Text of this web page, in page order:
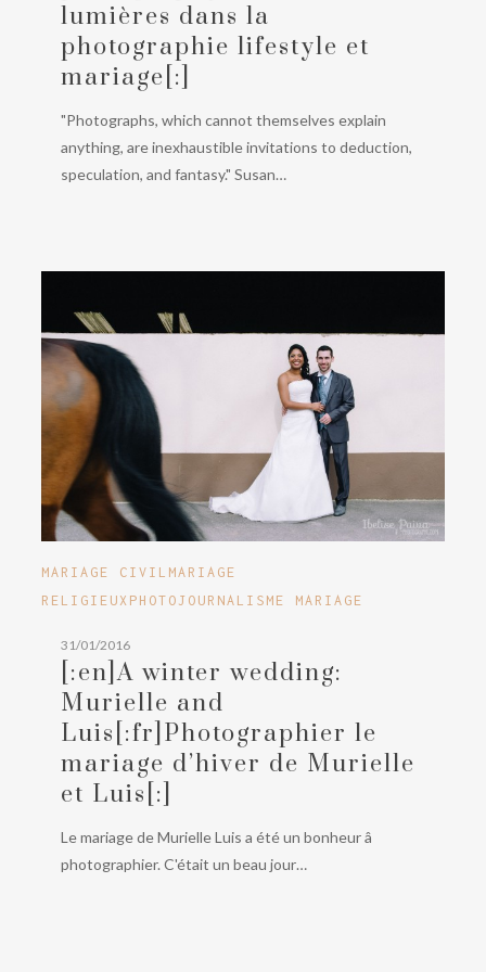
dans
photographie
lifestyle
mariage[:]
lumières dans la
photographie lifestyle et
mariage[:]
"Photographs, which cannot themselves explain
anything, are inexhaustible invitations to deduction,
speculation, and fantasy." Susan…
[:en]A
winter
Murielle
Luis[:fr]Photographier
mariage
d’hiver
Murielle
MARIAGE CIVIL MARIAGE
RELIGIEUX PHOTOJOURNALISME MARIAGE
31/01/2016
[:en]A winter wedding:
Murielle and
Luis[:fr]Photographier le
mariage d’hiver de Murielle
et Luis[:]
Le mariage de Murielle Luis a été un bonheur â
photographier. C'était un beau jour…